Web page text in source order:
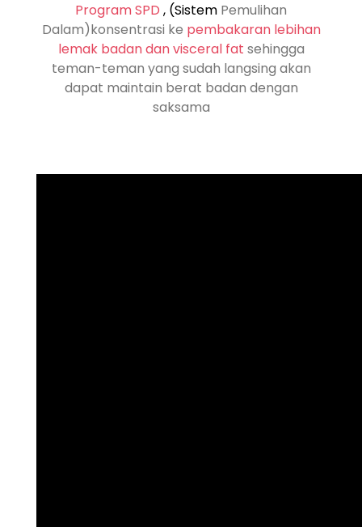
Program SPD , (Sistem Pemulihan
Dalam)konsentrasi ke pembakaran lebihan
lemak badan dan visceral fat sehingga
teman-teman yang sudah langsing akan
dapat maintain berat badan dengan
saksama